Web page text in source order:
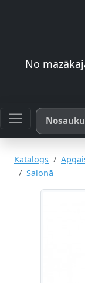
No
Meklēt pēc
Katalogs
Salonā